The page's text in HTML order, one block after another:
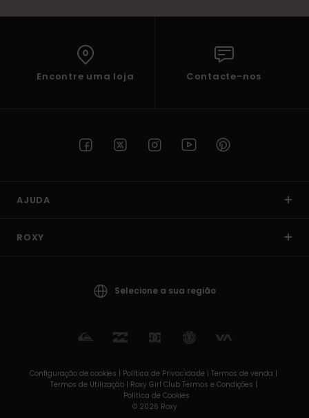
Encontre uma loja Contacte-nos
AJUDA
ROXY
Selecione a sua região
Configuração de cookies | Política de Privacidade | Termos de venda |
Termos de Utilizaçâo | Roxy Girl Club Termos e Condições |
Política de Cookies
© 2026 Roxy